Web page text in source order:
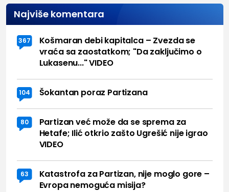
Najviše komentara
367
Košmaran debi kapitalca – Zvezda se
vraća sa zaostatkom; "Da zaključimo o
Lukasenu..." VIDEO
104 Šokantan poraz Partizana
80
Partizan već može da se sprema za
Hetafe; Ilić otkrio zašto Ugrešić nije igrao
VIDEO
63
Katastrofa za Partizan, nije moglo gore –
Evropa nemoguća misija?